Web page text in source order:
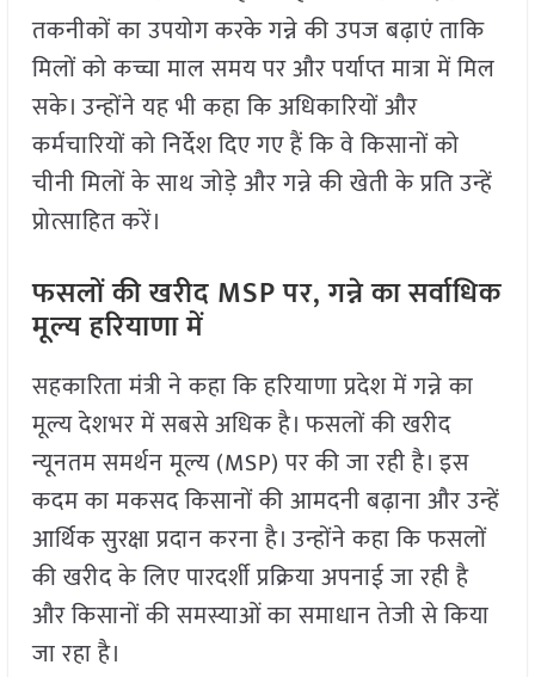
तकनीकों का उपयोग करके गन्ने की उपज बढ़ाएं ताकि
मिलों को कच्चा माल समय पर और पर्याप्त मात्रा में मिल
सके। उन्होंने यह भी कहा कि अधिकारियों और
कर्मचारियों को निर्देश दिए गए हैं कि वे किसानों को
चीनी मिलों के साथ जोड़े और गन्ने की खेती के प्रति उन्हें
प्रोत्साहित करें।
फसलों की खरीद MSPपर,गन्ने का सर्वाधिक
मूल्य हरियाणा में
सहकारिता मंत्री ने कहा कि हरियाणा प्रदेश में गन्ने का
मूल्य देशभर में सबसे अधिक है। फसलों की खरीद
न्यूनतम समर्थन मूल्य (MSP) पर की जा रही है। इस
कदम का मकसद किसानों की आमदनी बढ़ाना और उन्हें
आर्थिक सुरक्षा प्रदान करना है। उन्होंने कहा कि फसलों
की खरीद के लिए पारदर्शी प्रक्रिया अपनाई जा रही है
और किसानों की समस्याओं का समाधान तेजी से किया
जा रहा है।